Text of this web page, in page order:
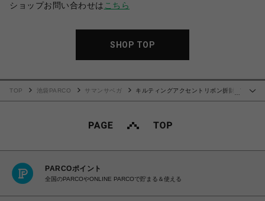
ショップお問い合わせは こちら
SHOP TOP
TOP 池袋PARCO サマンサベガ
キルティングアクセントリボン折財布
PARCOポイント
全国のPARCOやONLINE PARCOで貯まる＆使える